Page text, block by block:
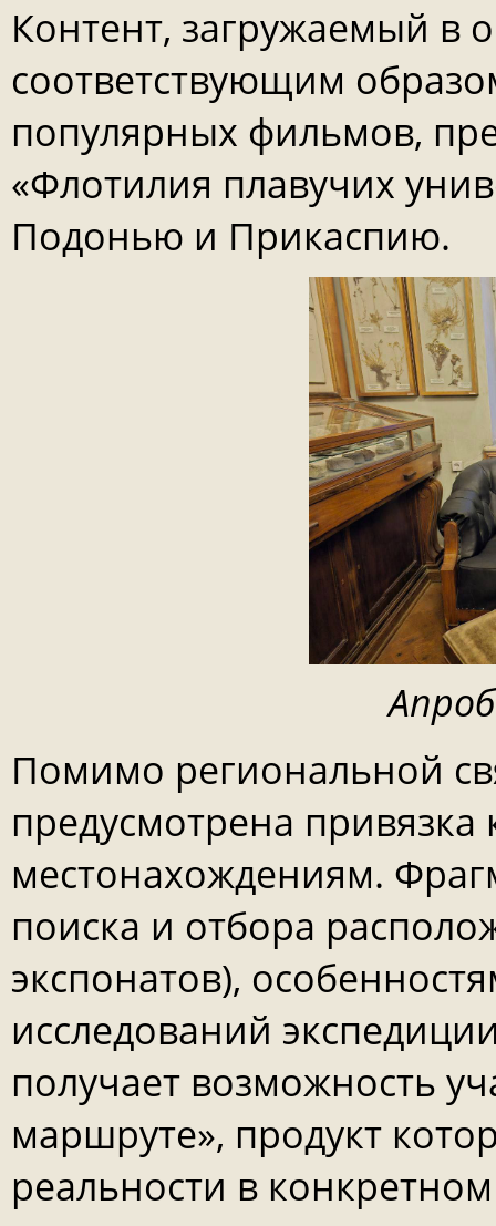
Контент, загружаемый в
соответствующим
популярных фильмов,
«Флотилия плавучих
Подонью и Прикаспию.
Помимо региональной
предусмотрена
местонахождениям.
поиска и отбора
экспонатов),
исследований
получает возможность
маршруте», продукт
реальности в